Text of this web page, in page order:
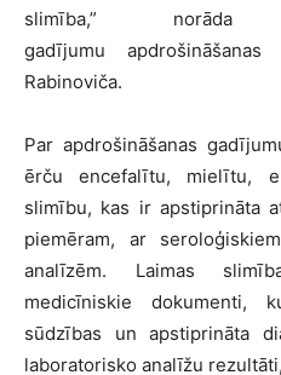
slimība,” norāda
gadījumu
Rabinoviča.
Par apdrošināšanas
ērču encefalītu, mielītu,
slimību, kas ir apstiprināta
piemēram, ar
analīzēm. Laimas
medicīniskie dokumenti,
sūdzības un apstiprināta
laboratorisko analīžu